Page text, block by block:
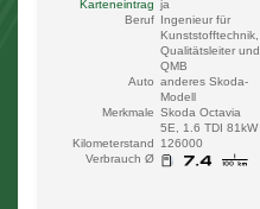
Karteneintrag ja
Beruf Ingenieur für
Kunststofftechnik,
Qualitätsleiter und
QMB
Auto anderes Skoda-
Modell
Merkmale Skoda Octavia
5E, 1.6 TDI 81kW
Kilometerstand
126000
Verbrauch Ø